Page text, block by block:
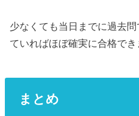
少なくても当日までに過去
ていればほぼ確実に合格でき
まとめ